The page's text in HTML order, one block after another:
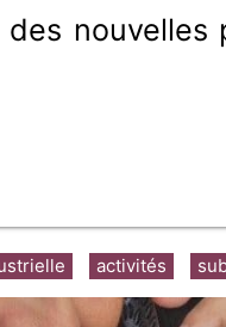
nouvelles
activités